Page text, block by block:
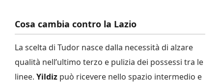
Cosa cambia contro la Lazio
La scelta di Tudor nasce dalla necessità di alzare
qualità nell’ultimo terzo e pulizia dei possessi tra le
linee. Yildiz può ricevere nello spazio intermedio e